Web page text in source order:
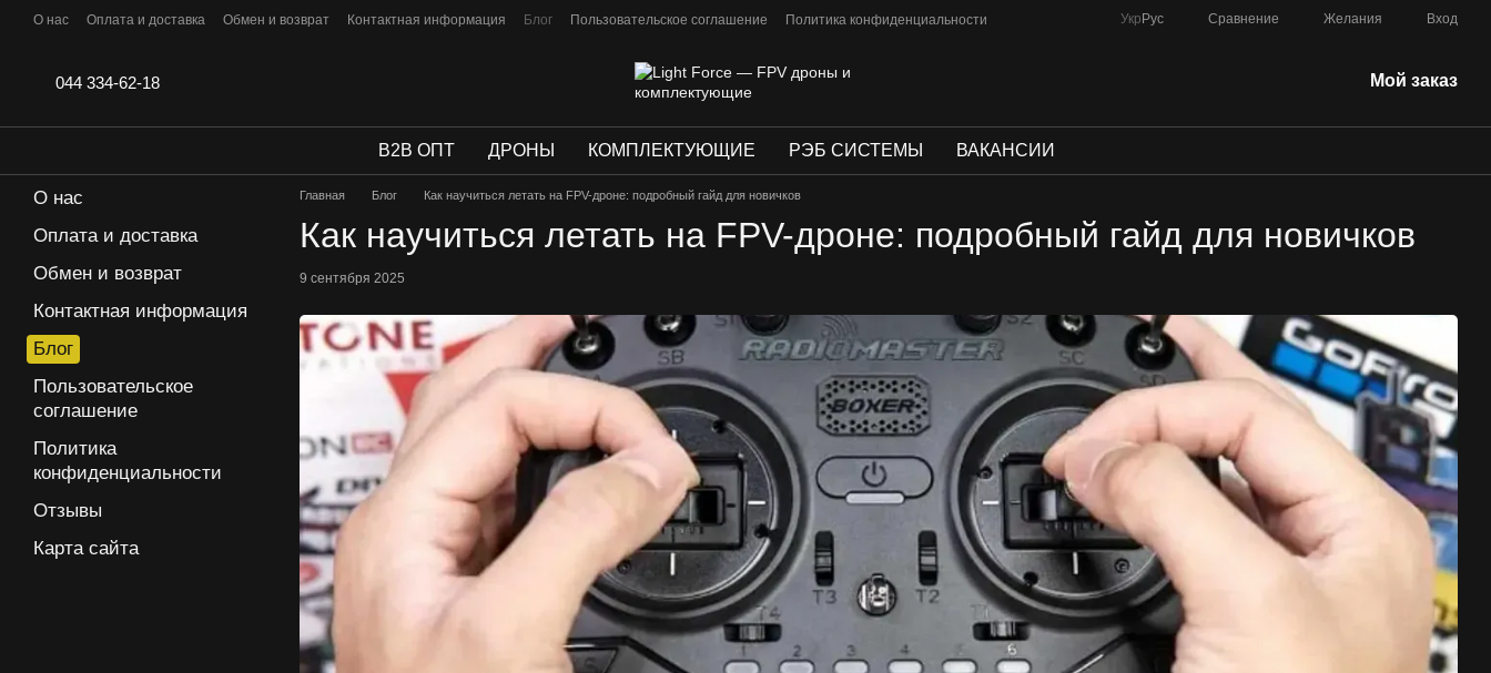
Перейти к основному контенту
О нас Оплата и доставка Обмен и возврат Контактная информация Блог Пользовательское соглашение
Политика конфиденциальности
Укр Рус Сравнение Желания Вход
044 334-62-18 Мой заказ
B2B ОПТ ДРОНЫ КОМПЛЕКТУЮЩИЕ РЭБ СИСТЕМЫ ВАКАНСИИ
Главная Блог Как научиться летать на FPV-дроне: подробный гайд для новичков
Как научиться летать на FPV-дроне: подробный гайд для новичков
9 сентября 2025
О нас
Оплата и доставка
Обмен и возврат
Контактная информация
Блог
Пользовательское
соглашение
Политика
конфиденциальности
Отзывы
Карта сайта